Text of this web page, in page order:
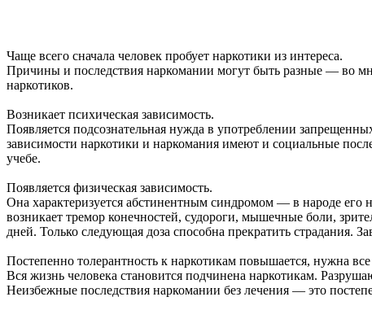
Чаще всего сначала человек пробует наркотики из интереса.
Причины и последствия наркомании могут быть разные — во
наркотиков.
Возникает психическая зависимость.
Появляется подсознательная нужда в употреблении
зависимости наркотики и наркомания имеют и социальные
учебе.
Появляется физическая зависимость.
Она характеризуется абстинентным синдромом — в народе его
возникает тремор конечностей, судороги, мышечные боли,
дней. Только следующая доза способна прекратить страдания.
Постепенно толерантность к наркотикам повышается, нужна
Вся жизнь человека становится подчинена наркотикам.
Неизбежные последствия наркомании без лечения — это